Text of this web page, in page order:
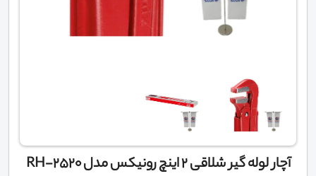
آچار لوله گیر شلاقی 2 اینچ رونیکس مدل RH-2520